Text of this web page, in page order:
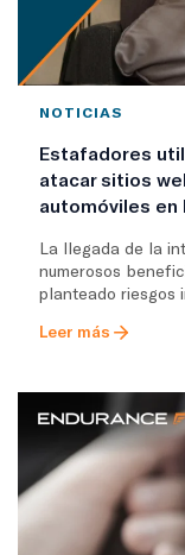
NOTICIAS
Estafadores
atacar sitios
automóviles en
La llegada de la
numerosos
planteado riesgos
Leer más